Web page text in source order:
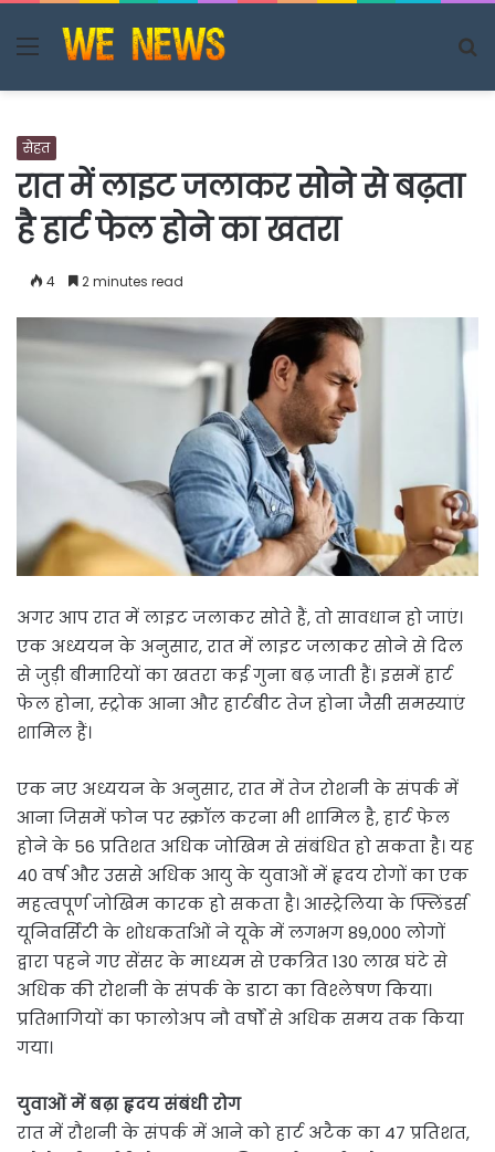
Menu
सेहत
रात में लाइट जलाकर सोने से बढ़ता
है हार्ट फेल होने का खतरा
4 2 minutes read
अगर आप रात में लाइट जलाकर सोते हैं, तो सावधान हो जाएं।
एक अध्ययन के अनुसार, रात में लाइट जलाकर सोने से दिल
से जुड़ी बीमारियों का खतरा कई गुना बढ़ जाती हैं। इसमें हार्ट
फेल होना, स्ट्रोक आना और हार्टबीट तेज होना जैसी समस्याएं
शामिल हैं।
एक नए अध्ययन के अनुसार, रात में तेज रोशनी के संपर्क में
आना जिसमें फोन पर स्क्रॉल करना भी शामिल है, हार्ट फेल
होने के 56 प्रतिशत अधिक जोखिम से संबंधित हो सकता है। यह
40 वर्ष और उससे अधिक आयु के युवाओं में हृदय रोगों का एक
महत्वपूर्ण जोखिम कारक हो सकता है। आस्ट्रेलिया के फ्लिंडर्स
यूनिवर्सिटी के शोधकर्ताओं ने यूके में लगभग 89,000 लोगों
द्वारा पहने गए सेंसर के माध्यम से एकत्रित 130 लाख घंटे से
अधिक की रोशनी के संपर्क के डाटा का विश्लेषण किया।
प्रतिभागियों का फालोअप नौ वर्षों से अधिक समय तक किया
गया।
युवाओं में बढ़ा हृदय संबंधी रोग
रात में रौशनी के संपर्क में आने को हार्ट अटैक का 47 प्रतिशत,